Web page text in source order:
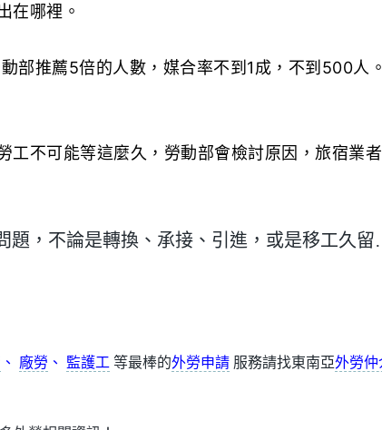
在哪裡。
部推薦5倍的人數，媒合率不到1成，不到500人
不可能等這麼久，勞動部會檢討原因，旅宿業
題，不論是轉換、承接、引進，或是移工久
、 廠勞 、 監護工 等最棒的外勞申請 服務請找東南亞外勞仲